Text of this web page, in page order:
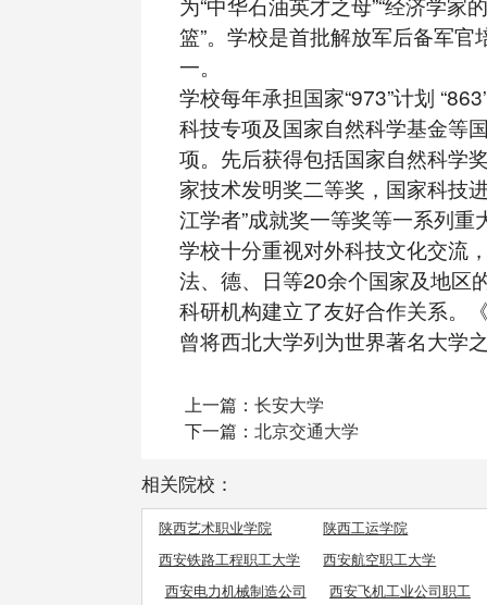
篮”。学校是首批解放军后备军官
一。
学校每年承担国家“973”计划
科技专项及国家自然科学基金等
项。先后获得包括国家自然科学
家技术发明奖二等奖，国家科技
江学者”成就奖一等奖等一系列重
学校十分重视对外科技文化交流
法、德、日等20余个国家及地区
科研机构建立了友好合作关系。
曾将西北大学列为世界著名大学
上一篇： 长安大学
下一篇： 北京交通大学
相关院校：
陕西艺术职业学院
陕西工运学院
西安铁路工程职工大学
西安航空职工大学
西安电力机械制造公司
西安飞机工业公司职工